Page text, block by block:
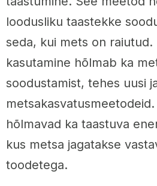
loodusliku taastekke
seda, kui mets on raiutud.
kasutamine hõlmab ka
soodustamist, tehes uusi
hõlmavad ka taastuva
kus metsa jagatakse
toodetega.